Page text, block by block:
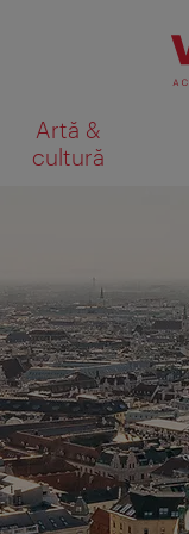
Artă &
cultură